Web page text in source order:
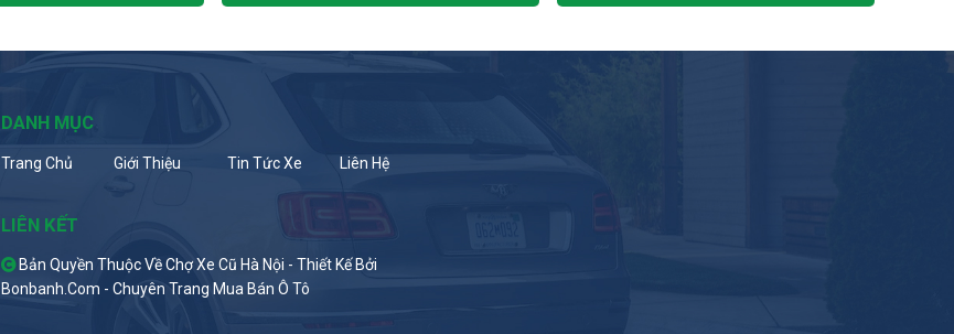
DANH MỤC
Trang Chủ Giới Thiệu Tin Tức Xe Liên Hệ
LIÊN KẾT
Bản Quyền Thuộc Về Chợ Xe Cũ Hà Nội - Thiết Kế Bởi
Bonbanh.com - Chuyên Trang Mua Bán Ô Tô